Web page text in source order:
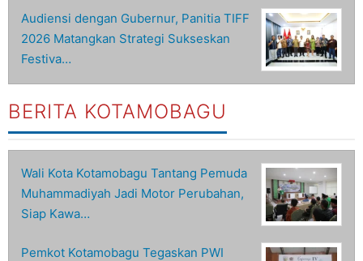
Audiensi dengan Gubernur, Panitia TIFF
2026 Matangkan Strategi Sukseskan
Festiva…
BERITA KOTAMOBAGU
Wali Kota Kotamobagu Tantang Pemuda
Muhammadiyah Jadi Motor Perubahan,
Siap Kawa…
Pemkot Kotamobagu Tegaskan PWI